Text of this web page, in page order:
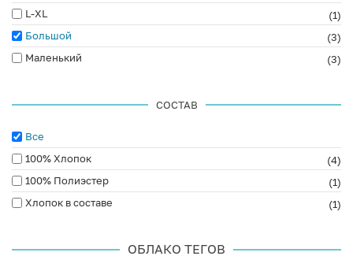
L-XL
(1)
Большой
(3)
Маленький
(3)
СОСТАВ
Все
100% Хлопок
(4)
100% Полиэстер
(1)
Хлопок в составе
(1)
ОБЛАКО ТЕГОВ